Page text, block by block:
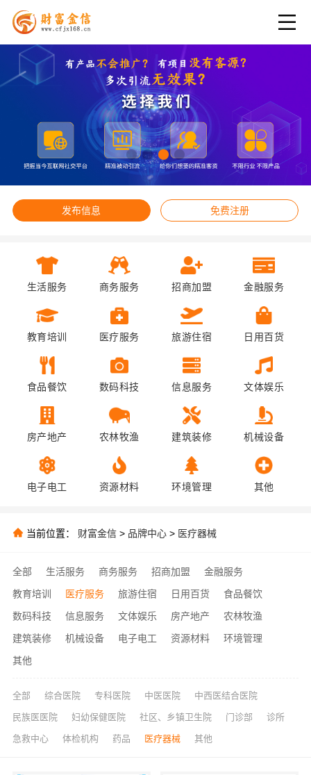
发布信息 免费注册
生活服务 商务服务 招商加盟 金融服务
教育培训 医疗服务 旅游住宿 日用百货
食品餐饮 数码科技 信息服务 文体娱乐
房产地产 农林牧渔 建筑装修 机械设备
电子电工 资源材料 环境管理 其他
当前位置： 财富金信 > 品牌中心 > 医疗器械
全部 生活服务 商务服务 招商加盟
金融服务
教育培训
医疗服务 旅游住宿 日用百货
食品餐饮
数码科技
信息服务 文体娱乐 房产地产
农林牧渔
建筑装修
机械设备 电子电工 资源材料
环境管理
其他
全部 综合医院 专科医院 中医医院 中西医结合医院
民族医医院 妇幼保健医院 社区、乡镇卫生院 门诊部 诊所
急救中心 体检机构 药品 医疗器械 其他